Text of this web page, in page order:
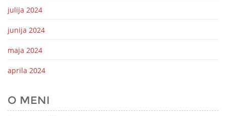
julija 2024
junija 2024
maja 2024
aprila 2024
O MENI